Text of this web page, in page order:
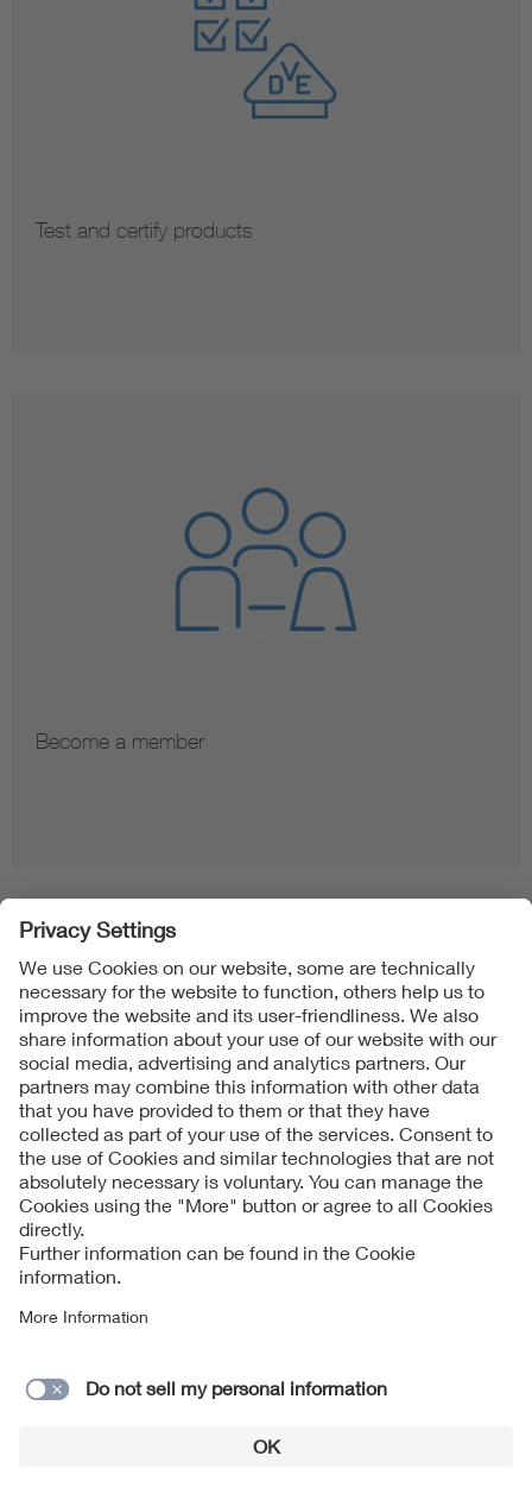
Test and certify products
Become a member
Folgen Sie uns
Contact
Imprint
Data Protection Notice
Cookies Notice
Supplier Portal
© 2026 VDE Verband der Elektrotechnik Elektronik